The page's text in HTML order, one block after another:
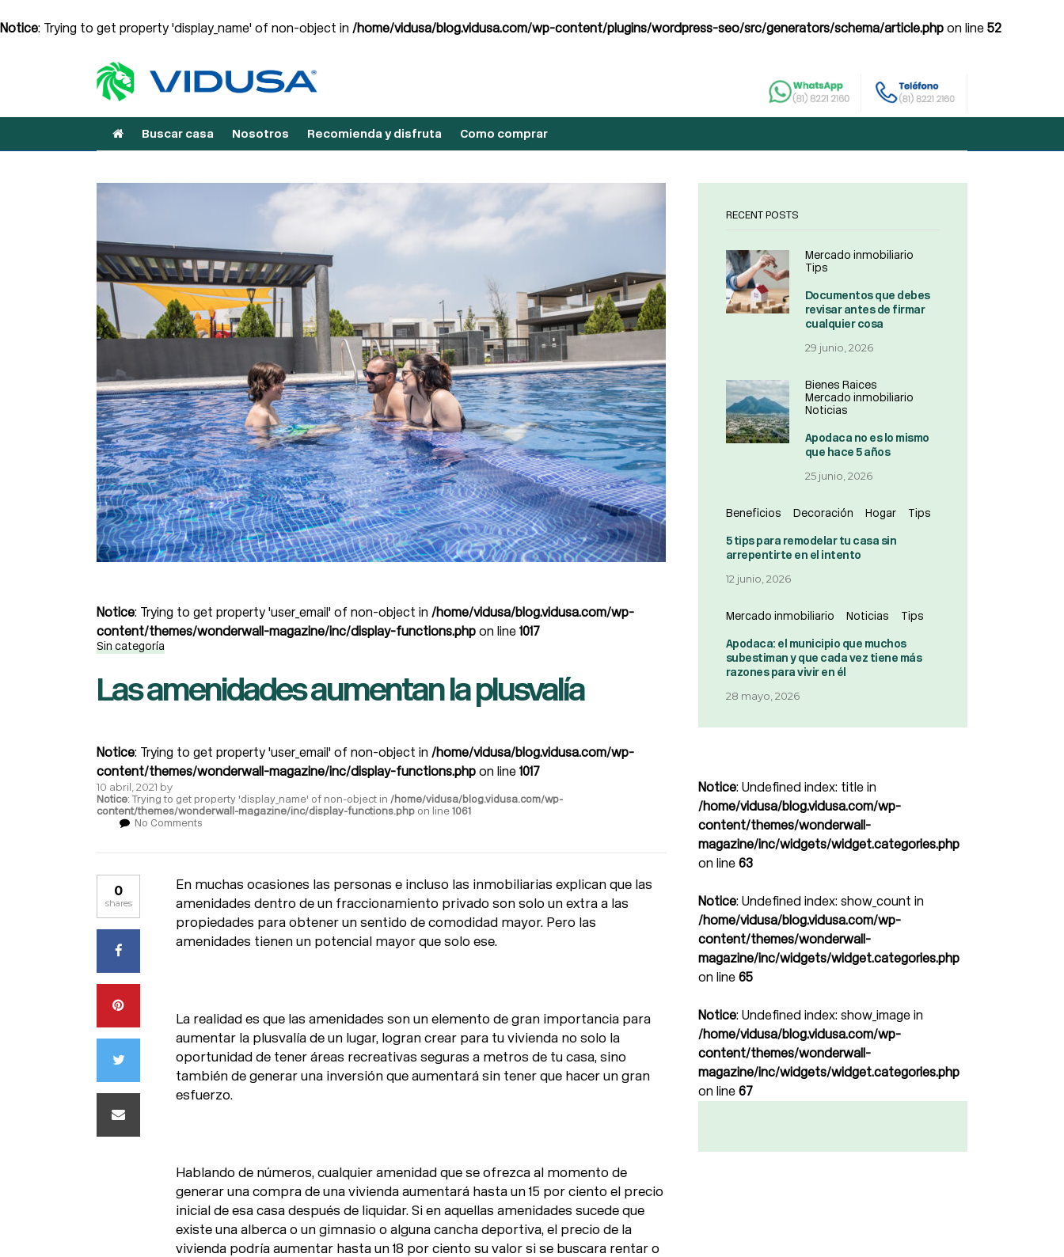
Notice: Trying to get property 'display_name' of non-object in /home/vidusa/blog.vidusa.com/wp-content/plugins/wordpress-seo/src/generators/schema/article.php on line 52
Buscar casa Nosotros Recomienda y disfruta Como comprar
Notice: Trying to get property 'user_email' of non-object in /home/vidusa/blog.vidusa.com/wp-
content/themes/wonderwall-magazine/inc/display-functions.php on line 1017
Sin categoría
Las amenidades aumentan la plusvalía
Notice: Trying to get property 'user_email' of non-object in /home/vidusa/blog.vidusa.com/wp-
content/themes/wonderwall-magazine/inc/display-functions.php on line 1017
10 abril, 2021 by
Notice: Trying to get property 'display_name' of non-object in /home/vidusa/blog.vidusa.com/wp-
content/themes/wonderwall-magazine/inc/display-functions.php on line 1061
No Comments
En muchas ocasiones las personas e incluso las inmobiliarias explican que las
amenidades dentro de un fraccionamiento privado son solo un extra a las
propiedades para obtener un sentido de comodidad mayor. Pero las
amenidades tienen un potencial mayor que solo ese.
La realidad es que las amenidades son un elemento de gran importancia para
aumentar la plusvalía de un lugar, logran crear para tu vivienda no solo la
oportunidad de tener áreas recreativas seguras a metros de tu casa, sino
también de generar una inversión que aumentará sin tener que hacer un gran
esfuerzo.
Hablando de números, cualquier amenidad que se ofrezca al momento de
generar una compra de una vivienda aumentará hasta un 15 por ciento el precio
inicial de esa casa después de liquidar. Si en aquellas amenidades sucede que
existe una alberca o un gimnasio o alguna cancha deportiva, el precio de la
vivienda podría aumentar hasta un 18 por ciento su valor si se buscara rentar o
0
shares
RECENT POSTS
Mercado inmobiliario
Tips
Documentos que debes
revisar antes de firmar
cualquier cosa
29 junio, 2026
Bienes Raices
Mercado inmobiliario
Noticias
Apodaca no es lo mismo
que hace 5 años
25 junio, 2026
Beneficios Decoración Hogar Tips
5 tips para remodelar tu casa sin
arrepentirte en el intento
12 junio, 2026
Mercado inmobiliario Noticias Tips
Apodaca: el municipio que muchos
subestiman y que cada vez tiene más
razones para vivir en él
28 mayo, 2026
Notice: Undefined index: title in
/home/vidusa/blog.vidusa.com/wp-
content/themes/wonderwall-
magazine/inc/widgets/widget.categories.php
on line 63
Notice: Undefined index: show_count in
/home/vidusa/blog.vidusa.com/wp-
content/themes/wonderwall-
magazine/inc/widgets/widget.categories.php
on line 65
Notice: Undefined index: show_image in
/home/vidusa/blog.vidusa.com/wp-
content/themes/wonderwall-
magazine/inc/widgets/widget.categories.php
on line 67